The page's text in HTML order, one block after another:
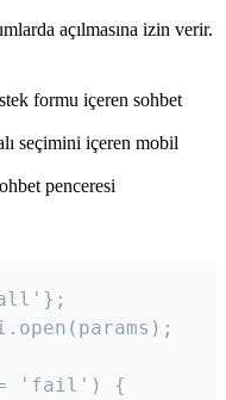
açılmasına izin verir.
formu içeren sohbet
seçimini içeren mobil
penceresi
'fail') {